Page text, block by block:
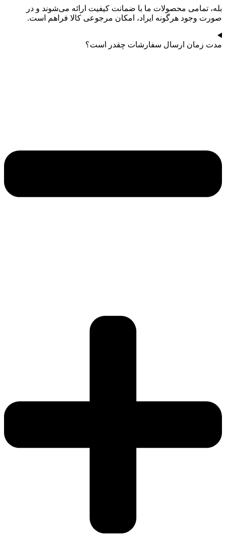
بله، تمامی محصولات ما با ضمانت کیفیت ارائه می‌شوند و در
صورت وجود هرگونه ایراد، امکان مرجوعی کالا فراهم است.
مدت زمان ارسال سفارشات چقدر است؟